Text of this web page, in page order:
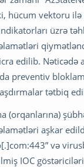
hücum vektoru
üzrə
edilib. Nəticədə
preventiv
tətbiq
(orqanlarına)
aşkar
və
IOC